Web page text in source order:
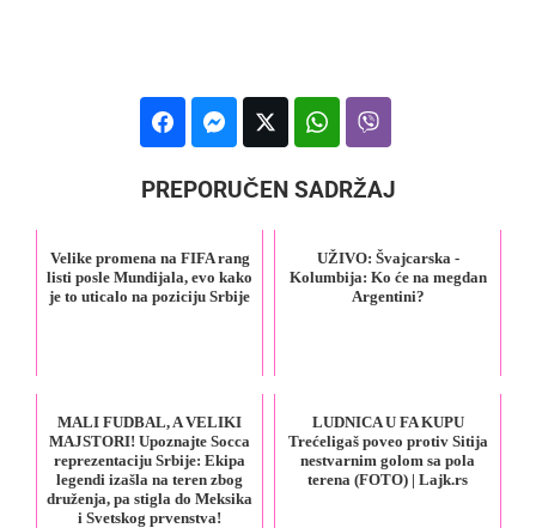
PREPORUČEN SADRŽAJ
Velike promena na FIFA rang
listi posle Mundijala, evo kako
je to uticalo na poziciju Srbije
UŽIVO: Švajcarska -
Kolumbija: Ko će na megdan
Argentini?
MALI FUDBAL, A VELIKI
MAJSTORI! Upoznajte Socca
reprezentaciju Srbije: Ekipa
legendi izašla na teren zbog
druženja, pa stigla do Meksika
i Svetskog prvenstva!
LUDNICA U FA KUPU
Trećeligaš poveo protiv Sitija
nestvarnim golom sa pola
terena (FOTO) | Lajk.rs